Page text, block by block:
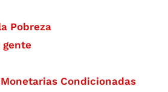
Pobreza
gente
Condicionadas